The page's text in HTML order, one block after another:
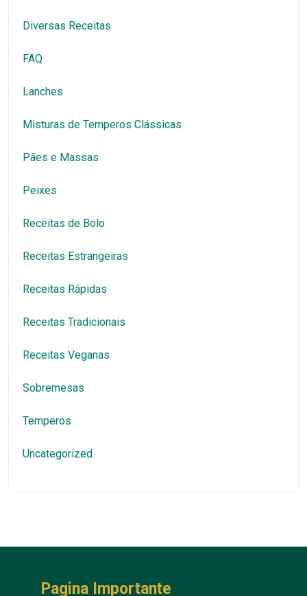
Diversas Receitas
FAQ
Lanches
Misturas de Temperos Clássicas
Pães e Massas
Peixes
Receitas de Bolo
Receitas Estrangeiras
Receitas Rápidas
Receitas Tradicionais
Receitas Veganas
Sobremesas
Temperos
Uncategorized
Pagina Importante